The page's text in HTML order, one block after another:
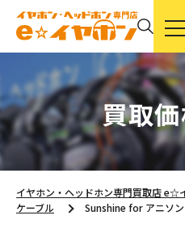
買取
イヤホン・ヘッドホン専門買取店 e☆
ケーブル
Sunshine for アニソン